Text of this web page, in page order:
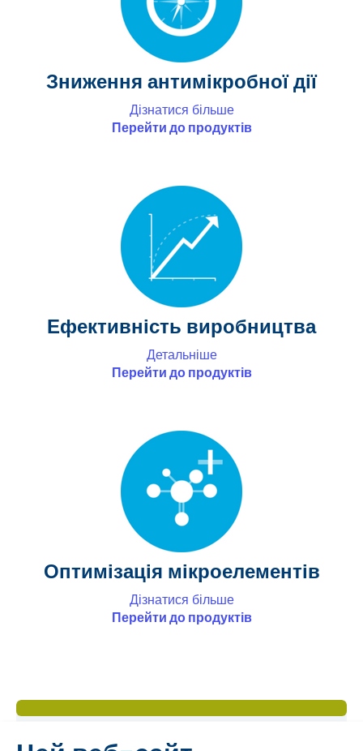
Зниження антимікробної дії
Дізнатися більше
Перейти до продуктів
Ефективність виробництва
Детальніше
Перейти до продуктів
Оптимізація мікроелементів
Дізнатися більше
Перейти до продуктів